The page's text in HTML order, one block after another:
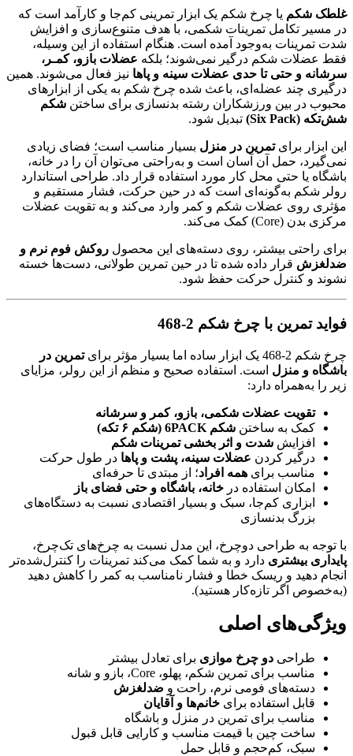
غلطک شکم یا چرخ شکم یک ابزار تمرینی کم‌جا و کارآمد است که
در مسیر تکامل تمرینات شکمی، با هدف متنوع‌سازی و افزایش
شدت تمرینات به‌وجود آمده است. هنگام استفاده از این وسیله،
فقط عضلات شکم درگیر نمی‌شوند؛ بلکه عضلات بازو، کمـر،
سرشانه و حتی تا حدی عضلات سینه و پاها نیز فعال می‌شوند. همین
درگیری چند عضله‌ای، باعث شده چرخ شکم به یکی از ابزارهای
محبوب در بین ورزشکاران رشته بدنسازی برای ساختن شکم
شش‌تکه (Six Pack)
تبدیل شود.
این ابزار برایتمرین در منزل بسیار مناسب است؛ فضای زیادی
نمی‌گیرد، حمل آن آسان است و به‌راحتی می‌توان آن را در خانه،
باشگاه یا حتی محل کار مورد استفاده قرار داد. طراحی استاندارد
رولر شکم به‌گونه‌ای است که در حین حرکت، فشار مستقیم و
مؤثری روی عضلات شکم و کمر وارد می‌کند و به تقویت عضلات
مرکزی بدن (Core) کمک می‌کند.
برای راحتی بیشتر، روی دسته‌های این محصول روکش فوم نرم و
ضدلغزش قرار داده شده تا در حین تمرین طولانی، دست‌ها خسته
نشوند و کنترل حرکت حفظ شود.
فواید تمرین با چرخ شکم 2-468
چرخ شکم 2-468 یک ابزار ساده اما بسیار مؤثر برای
تمرین در
باشگاه و منزل است. استفاده صحیح و منظم از این رولر، مزایای
زیر را به‌همراه دارد:
تقویت عضلات شکمی، بازو، کمر و سرشانه
کمک به ساختن شکم 6PACK (شکم ۶ تکه)
افزایش شدت و اثر بخشی تمرینات شکم
درگیر کردن عضلات سینه، پشت و پاها در طول حرکت
مناسب برای همه افراد؛ از مبتدی تا حرفه‌ای
امکان استفاده در خانه، باشگاه و حتی فضای باز
ابزاری کم‌جا، سبک و بسیار اقتصادی نسبت به دستگاه‌های
بزرگ بدنسازی
با توجه به طراحی دوچرخ، این مدل نسبت به چرخ‌های تک‌چرخ،
پایداری بیشتری دارد و به شما کمک می‌کند تمرینات را کنترل‌شده‌تر
انجام دهید و ریسک خطا و فشار نامناسب به کمر را کاهش دهید
(به‌خصوص اگر تازه‌کار هستید).
ویژگی‌های اصلی
طراحی دو چرخ موازی برای تعادل بیشتر
مناسب برای تمرین شکم، پهلو، Core، بازو و شانه
دسته‌های فومی نرم، راحت و ضدلغزش
قابل استفاده برای خانم‌ها و آقایان
مناسب برای تمرین در منزل و باشگاه
ساخت چین با قیمت مناسب و کارایی قابل قبول
سبک، کم‌حجم و قابل حمل